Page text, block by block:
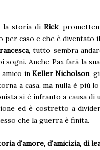
la storia di Rick,
caso e che è diventato
, tutto sembra
Anche Pax farà la
in Keller Nicholson,
a casa, ma nulla è più
si è infranto a causa
ed è costretto a
che la guerra è finita.
d'amore, d'amicizia, di